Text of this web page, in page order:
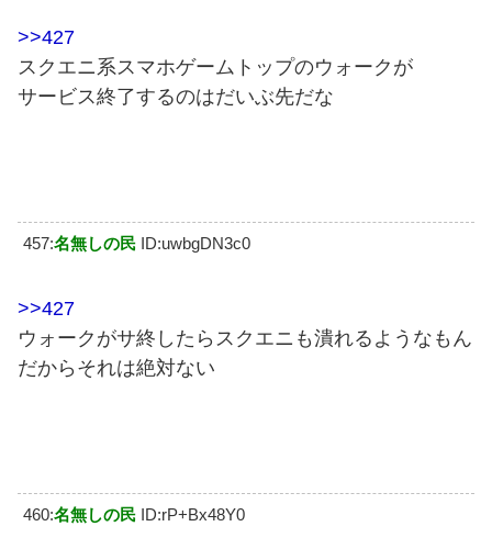
>>427
スクエニ系スマホゲームトップのウォークが
サービス終了するのはだいぶ先だな
457:名無しの民 ID:uwbgDN3c0
>>427
ウォークがサ終したらスクエニも潰れるようなもん
だからそれは絶対ない
460:名無しの民 ID:rP+Bx48Y0